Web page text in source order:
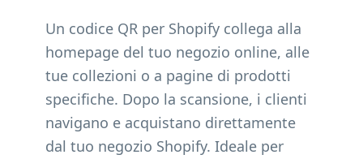
Un codice QR per Shopify collega alla
homepage del tuo negozio online, alle
tue collezioni o a pagine di prodotti
specifiche. Dopo la scansione, i clienti
navigano e acquistano direttamente
dal tuo negozio Shopify. Ideale per